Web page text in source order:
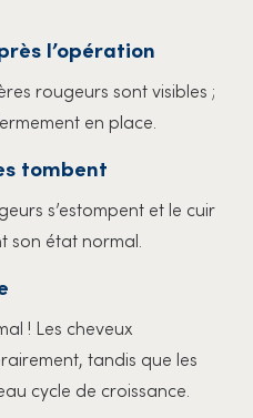
l’opération
rougeurs sont visibles ;
en place.
tombent
s’estompent et le cuir
son état normal.
! Les cheveux
tandis que les
cycle de croissance.